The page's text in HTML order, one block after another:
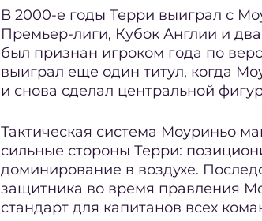
В 2000-е годы Терри выиграл с
Премьер-лиги, Кубок Англии и
был признан игроком года по
выиграл еще один титул, когда
и снова сделал центральной
Тактическая система Моуриньо
сильные стороны Терри:
доминирование в воздухе.
защитника во время правления
стандарт для капитанов всех